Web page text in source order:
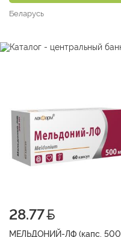
Беларусь
28.77
МЕЛЬДОНИЙ-ЛФ (капс. 500